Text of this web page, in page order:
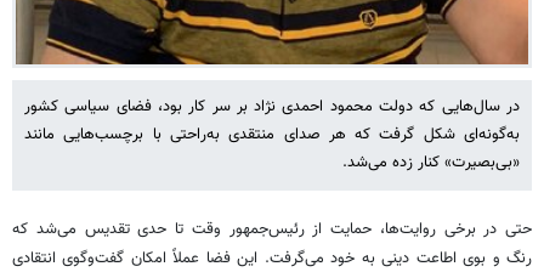
در سال‌هایی که دولت محمود احمدی نژاد بر سر کار بود، فضای سیاسی کشور
به‌گونه‌ای شکل گرفت که هر صدای منتقدی به‌راحتی با برچسب‌هایی مانند
«بی‌بصیرت» کنار زده می‌شد.
حتی در برخی روایت‌ها، حمایت از رئیس‌جمهور وقت تا حدی تقدیس می‌شد که
رنگ و بوی اطاعت دینی به خود می‌گرفت. این فضا عملاً امکان گفت‌وگوی انتقادی